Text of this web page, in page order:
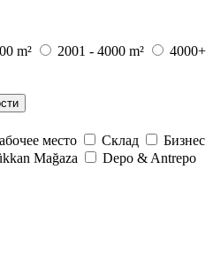
m² 2001 - 4000 m²
4000+
место Склад
Бизнес
Mağaza
Depo & Antrepo